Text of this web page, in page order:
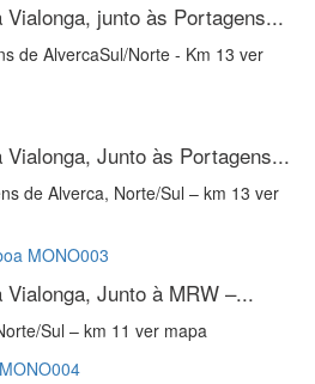
Vialonga, junto às Portagens...
de AlvercaSul/Norte - Km 13 ver
Vialonga, Junto às Portagens...
de Alverca, Norte/Sul – km 13 ver
Vialonga, Junto à MRW –...
Sul – km 11 ver mapa